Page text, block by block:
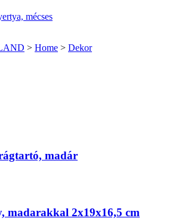
mécses
> Home > Dekor
madár
madarakkal 2x19x16,5 cm